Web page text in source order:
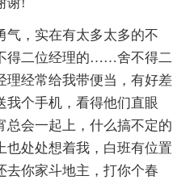
气，实在有太多太多的不
得二位经理的……舍不得二
理经常给我带便当，有好差
我个手机，看得他们直眼
总会一起上，什么搞不定的
也处处想着我，白班有位置
去你家斗地主，打你个春